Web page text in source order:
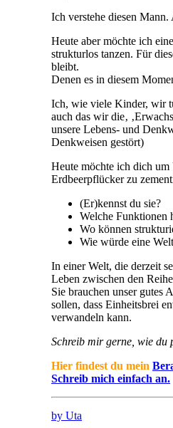
Ich verstehe diesen Mann.
Heute aber möchte ich
strukturlos tanzen. Für
bleibt.
Denen es in diesem
Ich, wie viele Kinder, wir
auch das wir die‚
unsere Lebens- und
Denkweisen gestört)
Heute möchte ich dich um
Erdbeerpflücker zu
(Er)kennst du sie?
Welche Funktionen
Wo können
Wie würde eine
In einer Welt, die derzeit
Leben zwischen den
Sie brauchen unser gutes
sollen, dass Einheitsbrei
verwandeln kann.
Schreib mir gerne, wie du
Hier findest du mein
Schreib mich einfach an.
by Uta